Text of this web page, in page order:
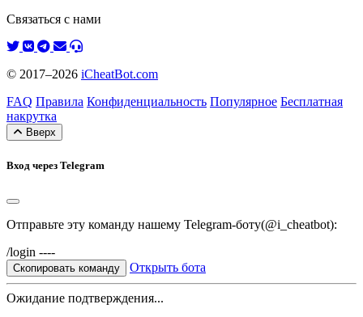
Связаться с нами
© 2017–2026 iCheatBot.com
FAQ Правила Конфиденциальность Популярное Бесплатная
накрутка
Вверх
Вход через Telegram
Отправьте эту команду нашему Telegram-боту(@i_cheatbot):
/login ----
Скопировать команду Открыть бота
Ожидание подтверждения...